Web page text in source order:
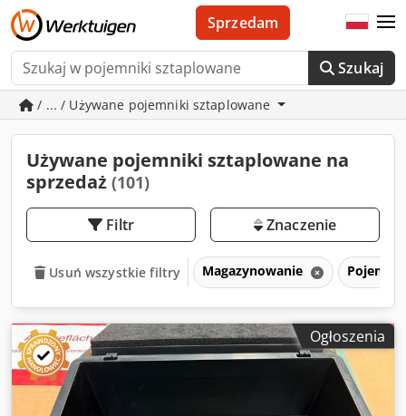
Szukaj
Sprzedam
/ ... / Używane pojemniki sztaplowane
Używane pojemniki sztaplowane na
sprzedaż (101)
Filtr Znaczenie
Usuń wszystkie filtry Magazynowanie
Ogłoszenia